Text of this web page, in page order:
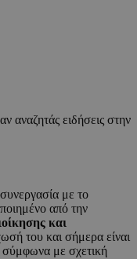
αναζητάς ειδήσεις στην
με το
από την
και
του και σήμερα είναι
σύμφωνα με σχετική